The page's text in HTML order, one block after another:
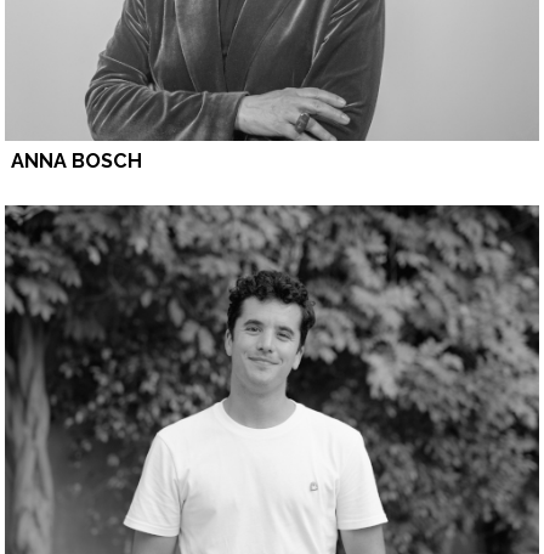
ANNA BOSCH